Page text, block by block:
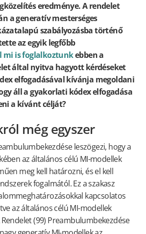
eredménye. A rendelet
a generatív mesterséges
szabályozásba történő
az egyik legfőbb
mi is foglalkoztunkebben a
által nyitva hagyott kérdéseket
elfogadásával kívánja megoldani
áll a gyakorlati kódex elfogadása
a kívánt célját?
még egyszer
leszögezi, hogy a
az általános célú MI-modellek
meg kell határozni, és el kell
fogalmától. Ez a szakasz
kapcsolatos
az általános célú MI-modellek
(99) Preambulumbekezdése